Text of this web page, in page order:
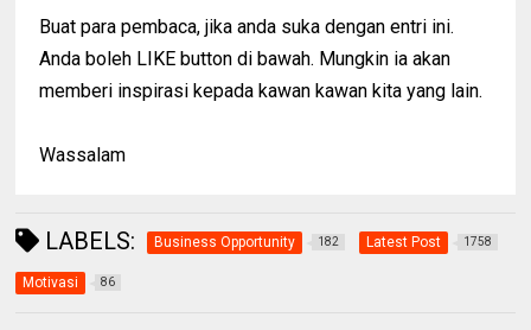
Buat para pembaca, jika anda suka dengan entri ini.
Anda boleh LIKE button di bawah. Mungkin ia akan
memberi inspirasi kepada kawan kawan kita yang lain.
Wassalam
LABELS: Business Opportunity 182 Latest Post 1758
Motivasi 86